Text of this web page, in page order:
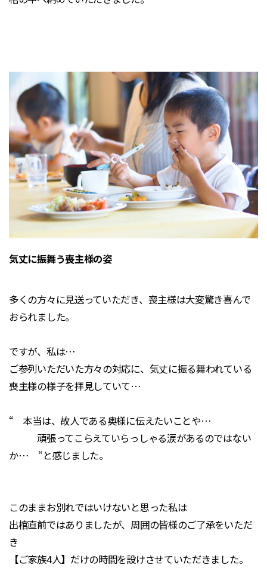
気丈に振舞う喪主様の姿
多くの方々に見送っていただき、喪主様は大変驚き喜んで
おられました。
ですが、私は…
ご参列いただいた方々の対応に、気丈に振る舞われている
喪主様の様子を拝見していて…
“ 本当は、故人である奥様に伝えたいことや…
頑張ってこらえていらっしゃる涙があるのではない
か… “と感じました。
このままお別れではいけないと思った私は
出棺直前ではありましたが、周囲の皆様のご了承をいただ
き
【ご家族4人】だけの時間を設けさせていただきました。